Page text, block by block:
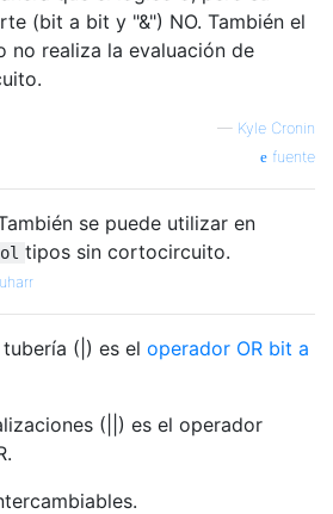
(bit a bit y "&") NO. También el
no realiza la evaluación de
— Kyle Cronin
fuente
se puede utilizar en
tipos sin cortocircuito.
(|) es el operador OR bit a
(||) es el operador